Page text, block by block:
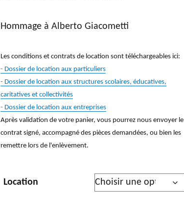
Hommage à Alberto Giacometti
Les conditions et contrats de location sont téléchargeables ici:
- Dossier de location aux particuliers
- Dossier de location aux structures scolaires, éducatives,
caritatives et collectivités
- Dossier de location aux entreprises
Après validation de votre panier, vous pourrez nous envoyer le
contrat signé, accompagné des pièces demandées, ou bien les
remettre lors de l'enlèvement.
Location